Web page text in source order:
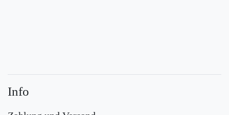
Info